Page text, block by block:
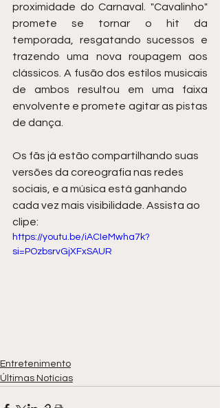
proximidade do Carnaval. "Cavalinho"
promete se tornar o hit da
temporada, resgatando sucessos e
trazendo uma nova roupagem aos
clássicos. A fusão dos estilos musicais
de ambos resultou em uma faixa
envolvente e promete agitar as pistas
de dança.
Os fãs já estão compartilhando suas
versões da coreografia nas redes
sociais, e a música está ganhando
cada vez mais visibilidade. Assista ao
clipe:
https://youtu.be/iACIeMwha7k?
si=POzbsrvGjXFxSAUR
Entretenimento
Últimas Notícias